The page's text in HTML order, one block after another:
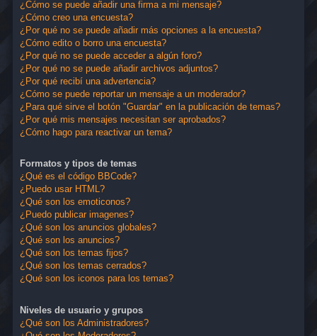
¿Cómo se puede añadir una firma a mi mensaje?
¿Cómo creo una encuesta?
¿Por qué no se puede añadir más opciones a la encuesta?
¿Cómo edito o borro una encuesta?
¿Por qué no se puede acceder a algún foro?
¿Por qué no se puede añadir archivos adjuntos?
¿Por qué recibí una advertencia?
¿Cómo se puede reportar un mensaje a un moderador?
¿Para qué sirve el botón "Guardar" en la publicación de temas?
¿Por qué mis mensajes necesitan ser aprobados?
¿Cómo hago para reactivar un tema?
Formatos y tipos de temas
¿Qué es el código BBCode?
¿Puedo usar HTML?
¿Qué son los emoticonos?
¿Puedo publicar imagenes?
¿Qué son los anuncios globales?
¿Qué son los anuncios?
¿Qué son los temas fijos?
¿Qué son los temas cerrados?
¿Qué son los iconos para los temas?
Niveles de usuario y grupos
¿Qué son los Administradores?